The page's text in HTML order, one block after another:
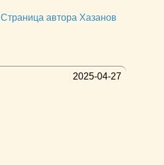
Страница автора Хазанов
2025-04-27